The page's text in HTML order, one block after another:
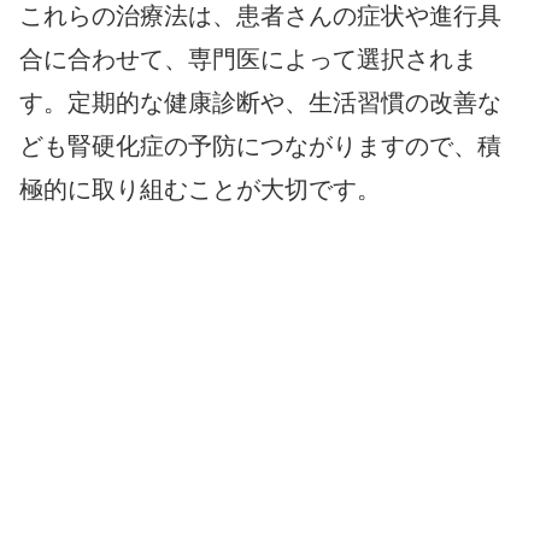
これらの治療法は、患者さんの症状や進行具
合に合わせて、専門医によって選択されま
す。定期的な健康診断や、生活習慣の改善な
ども腎硬化症の予防につながりますので、積
極的に取り組むことが大切です。